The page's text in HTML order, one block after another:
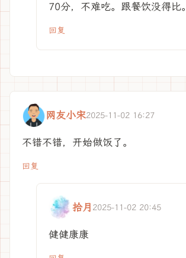
70分，不难吃。跟餐饮没得比。
回复
网友小宋2025-11-02 16:27
不错不错，开始做饭了。
回复
拾月 2025-11-02 20:45
健健康康